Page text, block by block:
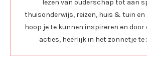
lezen van ouderschap tot aan
thuisonderwijs, reizen, huis & tuin en
hoop je te kunnen inspireren en door
acties, heerlijk in het zonnetje te